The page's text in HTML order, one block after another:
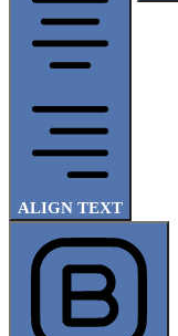
ALIGN TEXT